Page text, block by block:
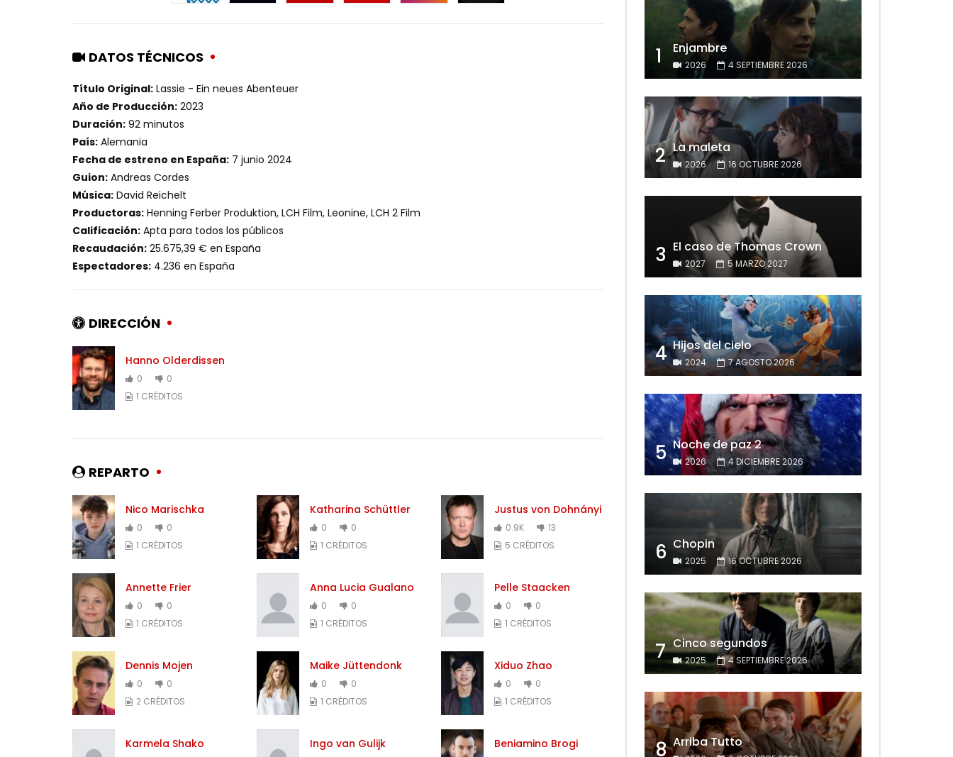
DATOS TÉCNICOS
Título Original: Lassie - Ein neues Abenteuer
Año de Producción: 2023
Duración: 92 minutos
País: Alemania
Fecha de estreno en España: 7 junio 2024
Guion: Andreas Cordes
Música: David Reichelt
Productoras: Henning Ferber Produktion, LCH Film, Leonine, LCH 2 Film
Calificación: Apta para todos los públicos
Recaudación: 25.675,39 € en España
Espectadores: 4.236 en España
DIRECCIÓN
Hanno Olderdissen
0
0
1 CRÉDITOS
REPARTO
Nico Marischka
0
0
1 CRÉDITOS
Katharina Schüttler
0
0
1 CRÉDITOS
Justus von Dohnányi
0.9K
13
5 CRÉDITOS
Annette Frier
0
0
1 CRÉDITOS
Anna Lucia Gualano
0
0
1 CRÉDITOS
Pelle Staacken
0
0
1 CRÉDITOS
Dennis Mojen
0
0
2 CRÉDITOS
Maike Jüttendonk
0
0
1 CRÉDITOS
Xiduo Zhao
0
0
1 CRÉDITOS
Karmela Shako Ingo van Gulijk Beniamino Brogi
1 Enjambre
2026 4 SEPTIEMBRE 2026
2 La maleta
2026 16 OCTUBRE 2026
3 El caso de Thomas Crown
2027 5 MARZO 2027
4 Hijos del cielo
2024 7 AGOSTO 2026
5 Noche de paz 2
2026 4 DICIEMBRE 2026
6 Chopin
2025 16 OCTUBRE 2026
7 Cinco segundos
2025 4 SEPTIEMBRE 2026
8 Arriba Tutto